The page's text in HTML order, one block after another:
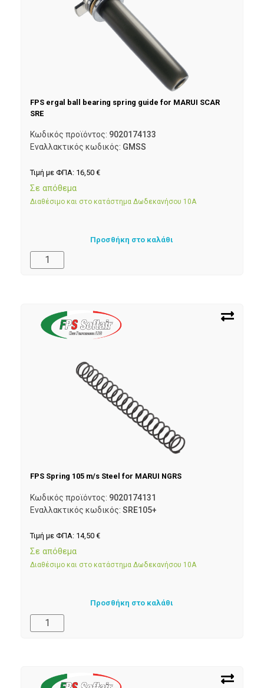
FPS ergal ball bearing spring guide for MARUI SCAR
SRE
Κωδικός προϊόντος: 9020174133
Εναλλακτικός κωδικός: GMSS
Τιμή με ΦΠΑ: 16,50 €
Σε απόθεμα
Διαθέσιμο και στο κατάστημα Δωδεκανήσου 10Α
Προσθήκη στο καλάθι
FPS Spring 105 m/s Steel for MARUI NGRS
Κωδικός προϊόντος: 9020174131
Εναλλακτικός κωδικός: SRE105+
Τιμή με ΦΠΑ: 14,50 €
Σε απόθεμα
Διαθέσιμο και στο κατάστημα Δωδεκανήσου 10Α
Προσθήκη στο καλάθι